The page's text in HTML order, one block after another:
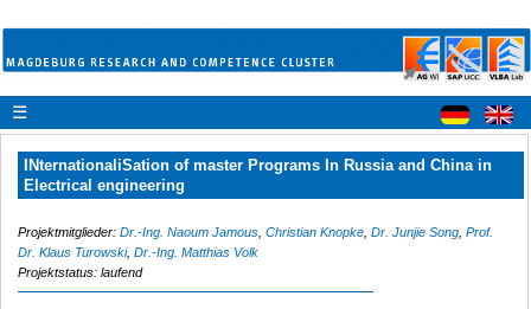
☰
INternationaliSation of master Programs In Russia and China in
Electrical engineering
Projektmitglieder: Dr.-Ing. Naoum Jamous Christian Knopke Dr. Junjie Song Prof.
Dr. Klaus Turowski, Dr.-Ing. Matthias Volk
Projektstatus: laufend